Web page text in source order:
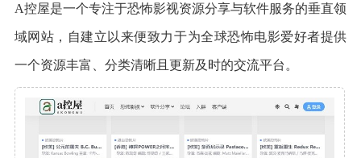
A控屋是一个专注于恐怖影视资源分享与软件服务的垂直领
域网站，自建立以来便致力于为全球恐怖电影爱好者提供
一个资源丰富、分类清晰且更新及时的交流平台。